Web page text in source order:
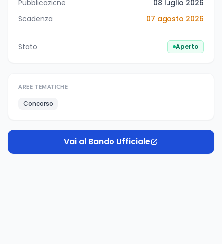
Pubblicazione
08 luglio 2026
Scadenza
07 agosto 2026
Stato Aperto
AREE TEMATICHE
Concorso
Vai al Bando Ufficiale